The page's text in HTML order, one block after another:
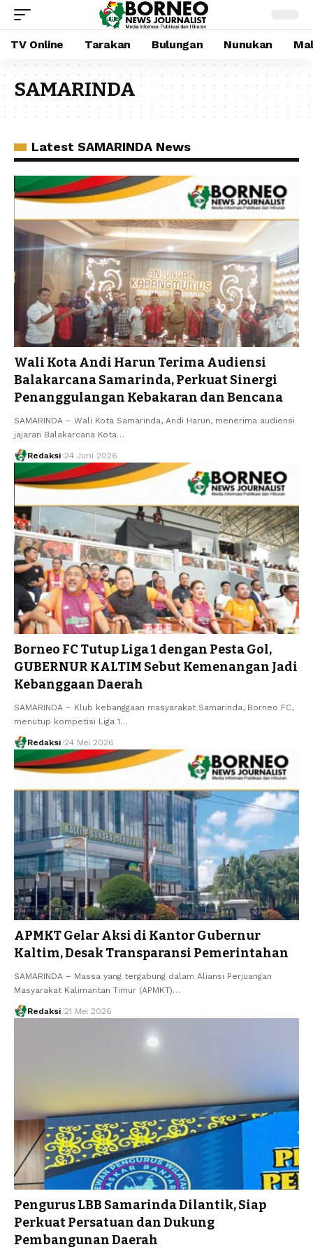
TV Online Tarakan Bulungan Nunukan
SAMARINDA
Latest SAMARINDA News
Wali Kota Andi Harun Terima Audiensi
Balakarcana Samarinda, Perkuat Sinergi
Penanggulangan Kebakaran dan Bencana
SAMARINDA – Wali Kota Samarinda, Andi Harun, menerima audiensi
jajaran Balakarcana Kota…
Redaksi 24 Juni 2026
Borneo FC Tutup Liga 1 dengan Pesta Gol,
GUBERNUR KALTIM Sebut Kemenangan Jadi
Kebanggaan Daerah
SAMARINDA – Klub kebanggaan masyarakat Samarinda, Borneo FC,
menutup kompetisi Liga 1…
Redaksi 24 Mei 2026
APMKT Gelar Aksi di Kantor Gubernur
Kaltim, Desak Transparansi Pemerintahan
SAMARINDA – Massa yang tergabung dalam Aliansi Perjuangan
Masyarakat Kalimantan Timur (APMKT)…
Redaksi 21 Mei 2026
Pengurus LBB Samarinda Dilantik, Siap
Perkuat Persatuan dan Dukung
Pembangunan Daerah